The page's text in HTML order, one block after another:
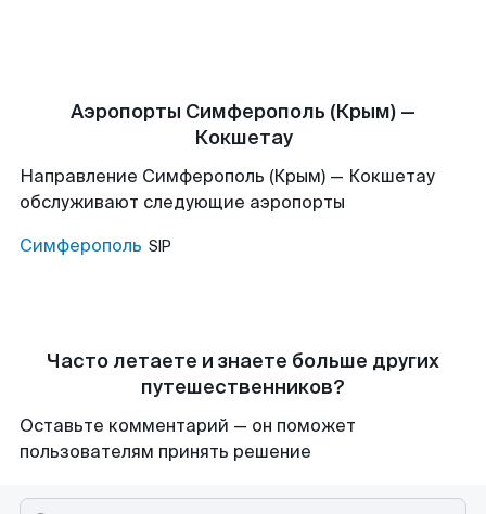
Аэропорты Симферополь (Крым) —
Кокшетау
Направление Симферополь (Крым) — Кокшетау
обслуживают следующие аэропорты
Симферополь SIP
Часто летаете и знаете больше других
путешественников?
Оставьте комментарий — он поможет
пользователям принять решение